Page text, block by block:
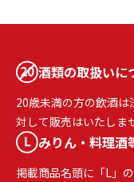
酒類の取扱いに
20歳未満の方の飲酒
対して販売はいたしま
みりん・料理酒
掲載商品名頭に「L」